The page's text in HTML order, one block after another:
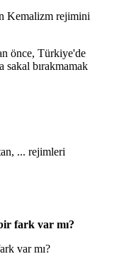
Kemalizm rejimini
önce, Türkiye'de
sakal bırakmamak
... rejimleri
fark var mı?
var mı?